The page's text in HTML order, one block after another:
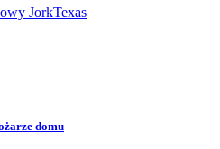
JorkTexas
domu